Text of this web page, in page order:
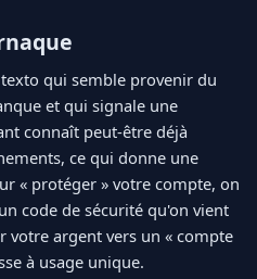
qui semble provenir du
et qui signale une
connaît peut-être déjà
ce qui donne une
« protéger » votre compte, on
code de sécurité qu'on vient
votre argent vers un « compte
à usage unique.